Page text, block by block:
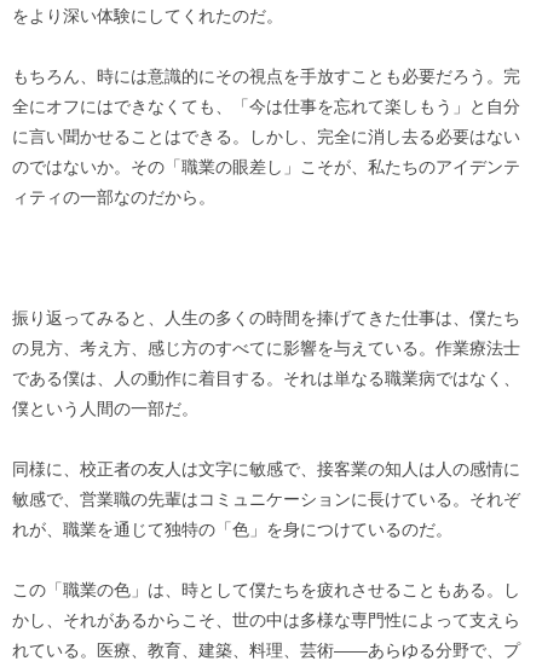
をより深い体験にしてくれたのだ。
もちろん、時には意識的にその視点を手放すことも必要だろう。完
全にオフにはできなくても、「今は仕事を忘れて楽しもう」と自分
に言い聞かせることはできる。しかし、完全に消し去る必要はない
のではないか。その「職業の眼差し」こそが、私たちのアイデンテ
ィティの一部なのだから。
振り返ってみると、人生の多くの時間を捧げてきた仕事は、僕たち
の見方、考え方、感じ方のすべてに影響を与えている。作業療法士
である僕は、人の動作に着目する。それは単なる職業病ではなく、
僕という人間の一部だ。
同様に、校正者の友人は文字に敏感で、接客業の知人は人の感情に
敏感で、営業職の先輩はコミュニケーションに長けている。それぞ
れが、職業を通じて独特の「色」を身につけているのだ。
この「職業の色」は、時として僕たちを疲れさせることもある。し
かし、それがあるからこそ、世の中は多様な専門性によって支えら
れている。医療、教育、建築、料理、芸術——あらゆる分野で、プ